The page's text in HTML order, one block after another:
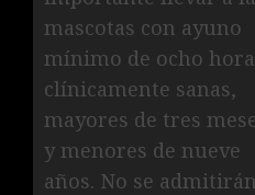
mascotas con ayuno
mínimo de ocho
clínicamente sanas,
mayores de tres
y menores de nueve
años. No se admitirán